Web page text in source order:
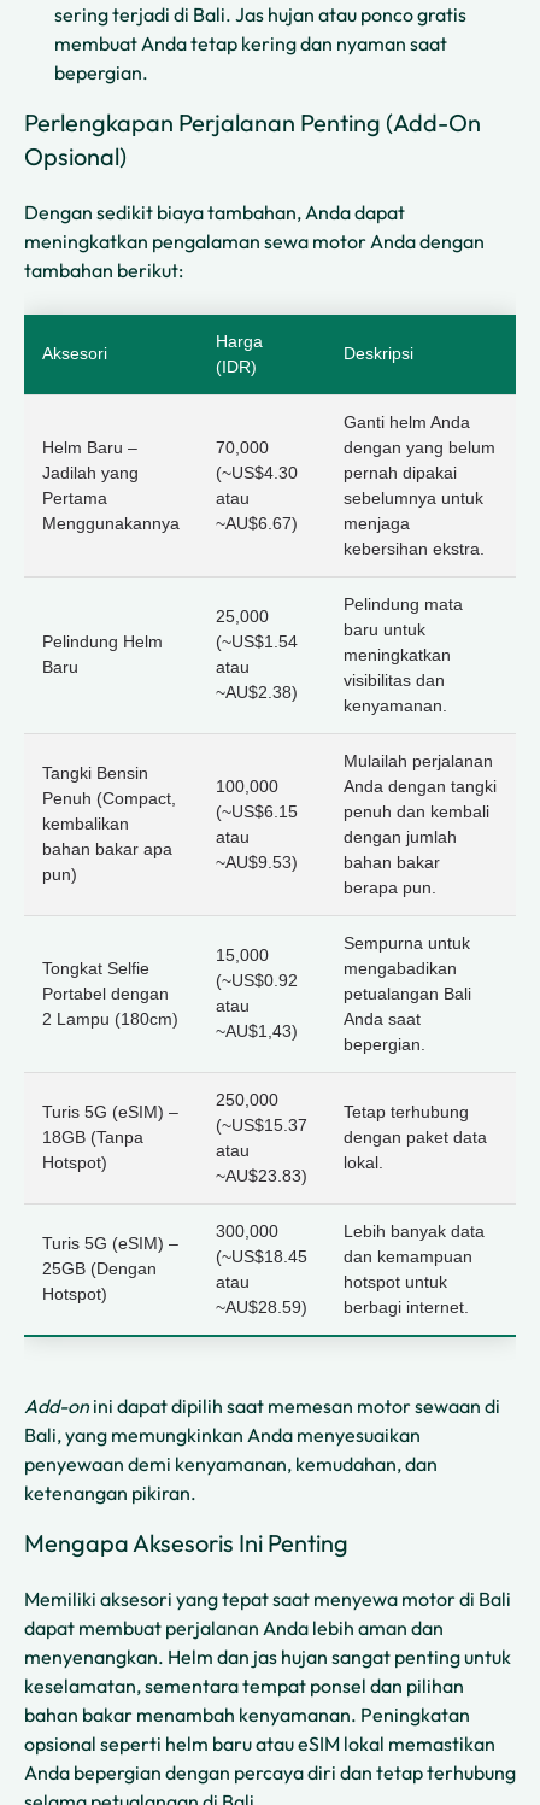
sering terjadi di Bali. Jas hujan atau ponco gratis
membuat Anda tetap kering dan nyaman saat
bepergian.
Perlengkapan Perjalanan Penting (Add-On
Opsional)
Dengan sedikit biaya tambahan, Anda dapat
meningkatkan pengalaman sewa motor Anda dengan
tambahan berikut:
Aksesori
Harga
(IDR)
Deskripsi
Helm Baru –
Jadilah yang
Pertama
Menggunakannya
70,000
(~US$4.30
atau
~AU$6.67)
Ganti helm Anda
dengan yang belum
pernah dipakai
sebelumnya untuk
menjaga
kebersihan ekstra.
Pelindung Helm
Baru
25,000
(~US$1.54
atau
~AU$2.38)
Pelindung mata
baru untuk
meningkatkan
visibilitas dan
kenyamanan.
Tangki Bensin
Penuh (Compact,
kembalikan
bahan bakar apa
pun)
100,000
(~US$6.15
atau
~AU$9.53)
Mulailah perjalanan
Anda dengan tangki
penuh dan kembali
dengan jumlah
bahan bakar
berapa pun.
Tongkat Selfie
Portabel dengan
2 Lampu (180cm)
15,000
(~US$0.92
atau
~AU$1,43)
Sempurna untuk
mengabadikan
petualangan Bali
Anda saat
bepergian.
Turis 5G (eSIM) –
18GB (Tanpa
Hotspot)
250,000
(~US$15.37
atau
~AU$23.83)
Tetap terhubung
dengan paket data
lokal.
Turis 5G (eSIM) –
25GB (Dengan
Hotspot)
300,000
(~US$18.45
atau
~AU$28.59)
Lebih banyak data
dan kemampuan
hotspot untuk
berbagi internet.
Add-onini dapat dipilih saat memesan motor sewaan di
Bali, yang memungkinkan Anda menyesuaikan
penyewaan demi kenyamanan, kemudahan, dan
ketenangan pikiran.
Mengapa Aksesoris Ini Penting
Memiliki aksesori yang tepat saat menyewa motor di Bali
dapat membuat perjalanan Anda lebih aman dan
menyenangkan. Helm dan jas hujan sangat penting untuk
keselamatan, sementara tempat ponsel dan pilihan
bahan bakar menambah kenyamanan. Peningkatan
opsional seperti helm baru atau eSIM lokal memastikan
Anda bepergian dengan percaya diri dan tetap terhubung